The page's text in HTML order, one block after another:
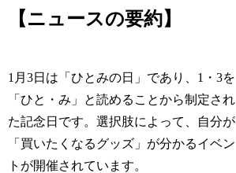
【ニュースの要約】
1月3日は「ひとみの日」であり、1・3を
「ひと・み」と読めることから制定され
た記念日です。選択肢によって、自分が
「買いたくなるグッズ」が分かるイベン
トが開催されています。